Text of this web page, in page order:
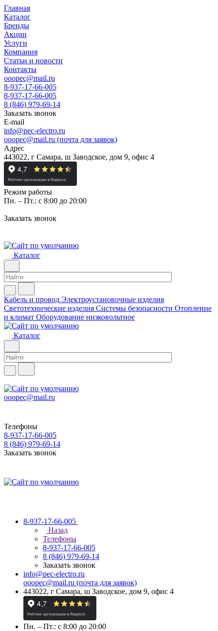
Главная
Каталог
Бренды
Акции
Услуги
Компания
Статьи и новости
Контакты
ooopec@mail.ru
8-937-17-66-005
8-937-17-66-005
8 (846) 979-69-14
Заказать звонок
E-mail
info@pec-electro.ru
ooopec@mail.ru (почта для заявок)
Адрес
443022, г Самара, ш Заводское, дом 9, офис 4
Режим работы
Пн. – Пт.: с 8:00 до 20:00
Заказать звонок
Каталог
Кабель и провод Электроустановочные изделия
Светотехнические изделия Системы безопасности Отопление
и климат Оборудование низковольтное
Каталог
ooopec@mail.ru
Телефоны
8-937-17-66-005
8 (846) 979-69-14
Заказать звонок
8-937-17-66-005
Назад
Телефоны
8-937-17-66-005
8 (846) 979-69-14
Заказать звонок
info@pec-electro.ru
ooopec@mail.ru (почта для заявок)
443022, г Самара, ш Заводское, дом 9, офис 4
Пн. – Пт.: с 8:00 до 20:00